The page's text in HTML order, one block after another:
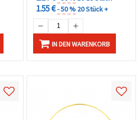
1.55 €- 50 % 20 Stück +
IN DEN WARENKORB